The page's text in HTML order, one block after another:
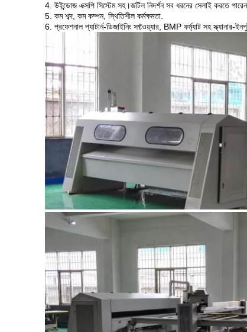
4. উইন্ডোজ এক্সপি সিস্টেম সহ।জটিল নিদর্শন সব ধরনের সেলাই করতে পারেন.
5. কম শব্দ, কম কম্পন, স্থিতিশীল কর্মক্ষমতা.
6. প্রফেশনাল প্যাটার্ন-ডিজাইনিং সফ্টওয়্যার, BMP ফর্ম্যাট সহ স্ক্যানার-